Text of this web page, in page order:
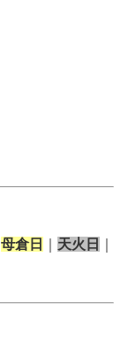
母倉日 天火日